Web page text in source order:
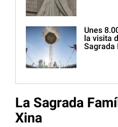
Unes
la visita
Sagrada
La Sagrada
Xina